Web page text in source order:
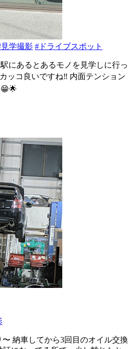
見学撮影 #ドライブスポット
にあるとあるモノを見学しに行っ
ッコ良いですね‼️ 内面テンション
納車してから3回目のオイル交換